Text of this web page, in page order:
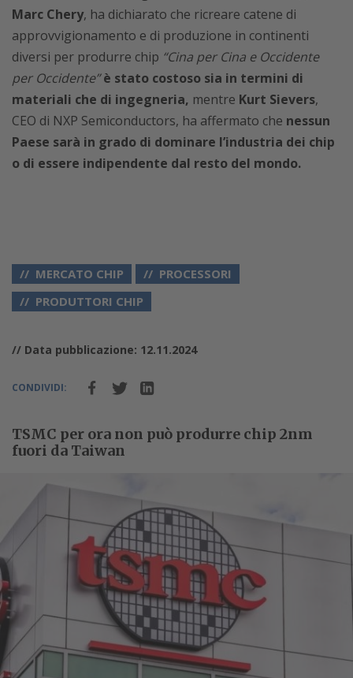
Marc Chery, ha dichiarato che ricreare catene di
approvvigionamento e di produzione in continenti
diversi per produrre chip “Cina per Cina e Occidente
per Occidente” è stato costoso sia in termini di
materiali che di ingegneria, mentre Kurt Sievers,
CEO di NXP Semiconductors, ha affermato che nessun
Paese sarà in grado di dominare l’industria dei chip
o di essere indipendente dal resto del mondo.
MERCATO CHIP
PROCESSORI
PRODUTTORI CHIP
// Data pubblicazione: 12.11.2024
CONDIVIDI:
TSMC per ora non può produrre chip 2nm
fuori da Taiwan